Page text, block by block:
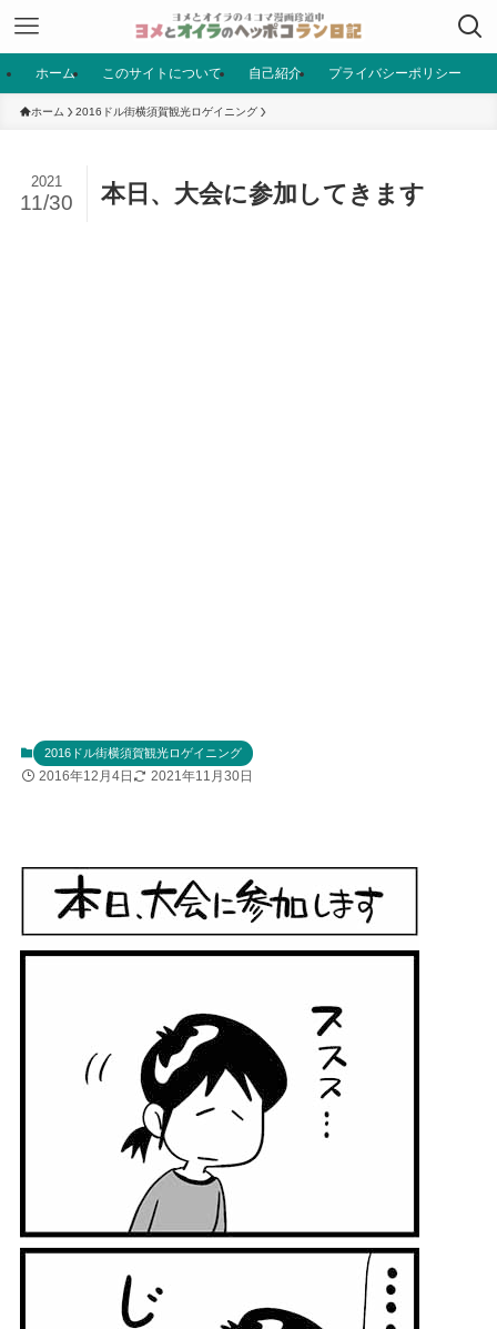
ホーム このサイトについて 自己紹介 プライバシーポリシー
ホーム 2016ドル街横須賀観光ロゲイニング
本日、大会に参加してきます
2021
11/30
2016ドル街横須賀観光ロゲイニング
2016年12月4日 2021年11月30日